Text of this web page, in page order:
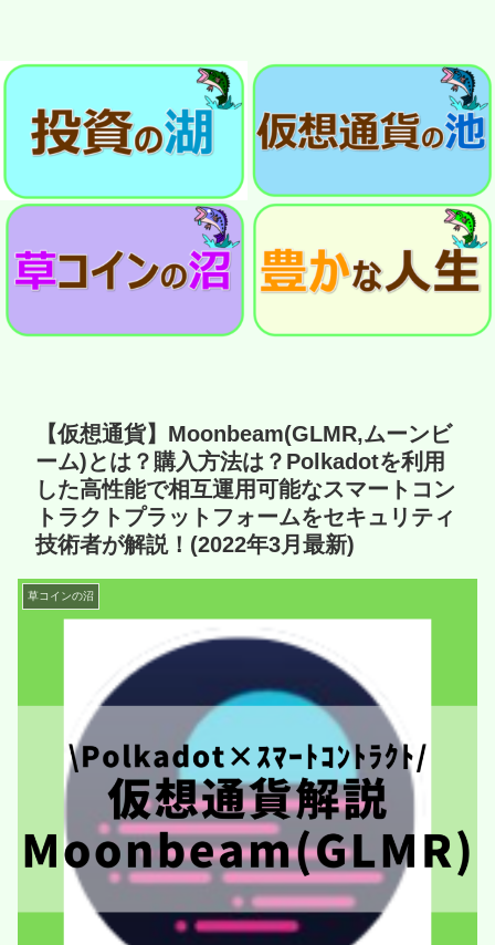
【仮想通貨】Moonbeam(GLMR,ムーンビ
ーム)とは？購入方法は？Polkadotを利用
した高性能で相互運用可能なスマートコン
トラクトプラットフォームをセキュリティ
技術者が解説！(2022年3月最新)
草コインの沼